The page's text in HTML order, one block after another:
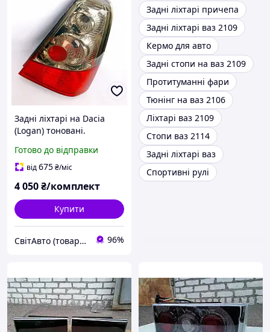
Задні ліхтарі на Dacia
(Logan) тоновані.
Готово до відправки
від675₴/міс
4 050₴/комплект
Купити
СвітАвто (товари для тюнінгу автомобілів ВАЗ) 96%
Задні ліхтарі причепа
Задні ліхтарі ваз 2109
Кермо для авто
Задні стопи на ваз 2109
Протитуманні фари
Тюнінг на ваз 2106
Ліхтарі ваз 2109
Стопи ваз 2114
Задні ліхтарі ваз
Спортивні рулі